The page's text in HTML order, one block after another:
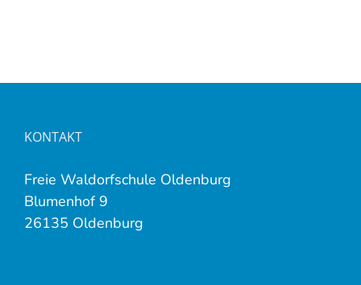
KONTAKT
Freie Waldorfschule Oldenburg
Blumenhof 9
26135 Oldenburg